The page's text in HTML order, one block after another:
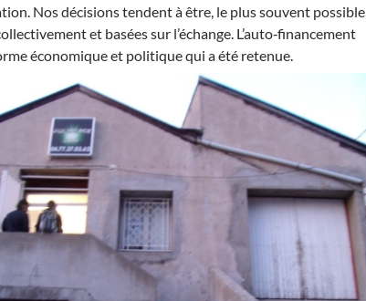
Nos décisions tendent à être, le plus souvent possible,
et basées sur l’échange. L’auto‐financement
économique et politique qui a été retenue.